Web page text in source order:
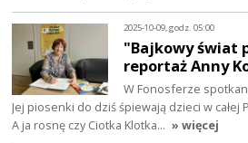
2025-10-09, godz. 05:00
"Bajkowy świat
reportaż Anny
W Fonosferze
Jej piosenki do dziś śpiewają dzieci w całej
A ja rosnę czy Ciotka Klotka… » więcej